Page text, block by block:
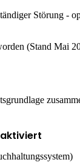
Störung -
(Stand Mai